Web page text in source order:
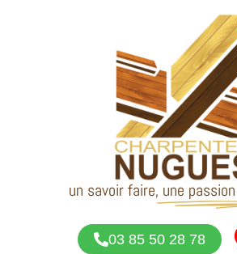
un savoir faire, une
03 85 50 28 78